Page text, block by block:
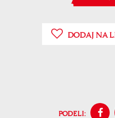
DODAJ NA
PODELI: